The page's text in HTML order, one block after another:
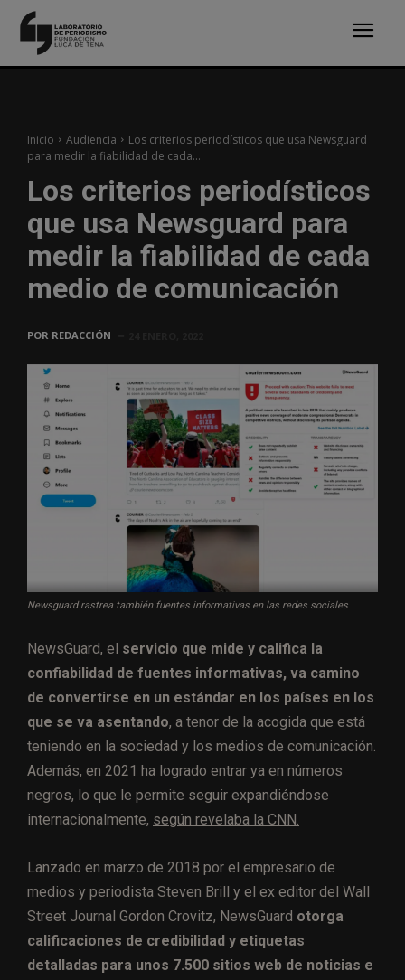
Inicio Audiencia
Los criterios periodísticos que usa Newsguard
para medir la fiabilidad de cada...
Los criterios periodísticos
que usa Newsguard para
medir la fiabilidad de cada
medio de comunicación
POR REDACCIÓN
Newsguard rastrea también fuentes informativas en las redes sociales
NewsGuard, el servicio que mide y califica la
confiabilidad de fuentes informativas, va camino
de convertirse en un estándar en los países en los
que se va asentando, a tenor de la acogida que está
teniendo en la sociedad y los medios de comunicación.
Además, en 2021 ha logrado entrar ya en números
negros, lo que le permite seguir expandiéndose
internacionalmente, según revelaba la CNN.
Lanzado en marzo de 2018 por el empresario de
medios y periodista Steven Brill y el ex editor del Wall
Street Journal Gordon Crovitz, NewsGuard otorga
calificaciones de credibilidad y etiquetas
detalladas para unos 7.500 sitios web de noticias e